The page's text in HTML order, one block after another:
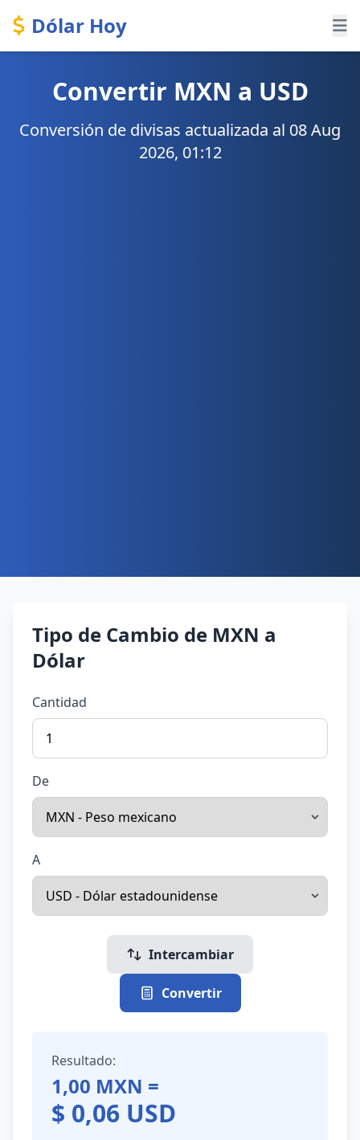
Dólar Hoy
Convertir MXN a USD
Conversión de divisas actualizada al 08 Aug
2026, 01:12
Tipo de Cambio de MXN a
Dólar
Cantidad
De
A
Intercambiar
Convertir
Resultado:
1,00 MXN =
$ 0,06 USD